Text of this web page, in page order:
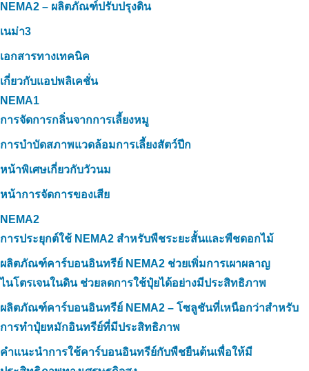
NEMA2 – ผลิตภัณฑ์ปรับปรุงดิน
เนม่า3
เอกสารทางเทคนิค
เกี่ยวกับแอปพลิเคชั่น
NEMA1
การจัดการกลิ่นจากการเลี้ยงหมู
การบำบัดสภาพแวดล้อมการเลี้ยงสัตว์ปีก
หน้าพิเศษเกี่ยวกับวัวนม
หน้าการจัดการของเสีย
NEMA2
การประยุกต์ใช้ NEMA2 สำหรับพืชระยะสั้นและพืชดอกไม้
ผลิตภัณฑ์คาร์บอนอินทรีย์ NEMA2 ช่วยเพิ่มการเผาผลาญ
ไนโตรเจนในดิน ช่วยลดการใช้ปุ๋ยได้อย่างมีประสิทธิภาพ
ผลิตภัณฑ์คาร์บอนอินทรีย์ NEMA2 – โซลูชันที่เหนือกว่าสำหรับ
การทำปุ๋ยหมักอินทรีย์ที่มีประสิทธิภาพ
คำแนะนำการใช้คาร์บอนอินทรีย์กับพืชยืนต้นเพื่อให้มี